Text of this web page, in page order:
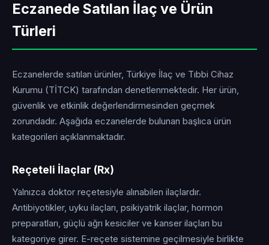
Eczanede Satılan İlaç ve Ürün
Türleri
Eczanelerde satılan ürünler, Türkiye İlaç ve Tıbbi Cihaz
Kurumu (TİTCK) tarafından denetlenmektedir. Her ürün,
güvenlik ve etkinlik değerlendirmesinden geçmek
zorundadır. Aşağıda eczanelerde bulunan başlıca ürün
kategorileri açıklanmaktadır.
Reçeteli İlaçlar (Rx)
Yalnızca doktor reçetesiyle alınabilen ilaçlardır.
Antibiyotikler, uyku ilaçları, psikiyatrik ilaçlar, hormon
preparatları, güçlü ağrı kesiciler ve kanser ilaçları bu
kategoriye girer. E-reçete sistemine geçilmesiyle birlikte